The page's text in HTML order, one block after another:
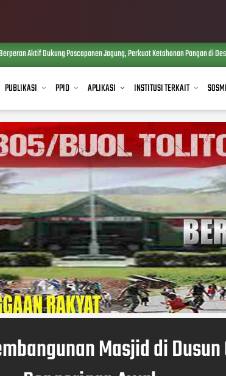
Aktif Dukung Pascapanen Jagung, Perkuat Ketahanan Pangan di
PUBLIKASI PPID APLIKASI INSTITUSI TERKAIT
Masjid di